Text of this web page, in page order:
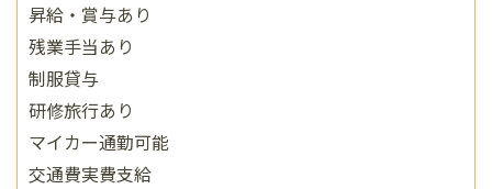
昇給・賞与あり
残業手当あり
制服貸与
研修旅行あり
マイカー通勤可能
交通費実費支給